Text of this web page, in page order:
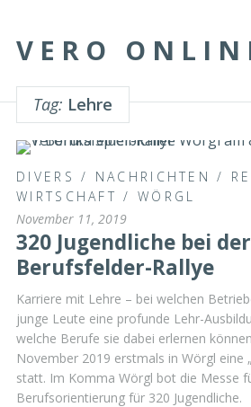
VERO
Tag: Lehre
DIVERS / NACHRICHTEN /
WIRTSCHAFT / WÖRGL
November 11, 2019
320 Jugendliche bei
Berufsfelder-Rallye
Karriere mit Lehre – bei welchen
junge Leute eine profunde Lehr-
welche Berufe sie dabei erlernen
November 2019 erstmals in Wörgl eine
statt. Im Komma Wörgl bot die Messe
Berufsorientierung für 320 Jugendliche.